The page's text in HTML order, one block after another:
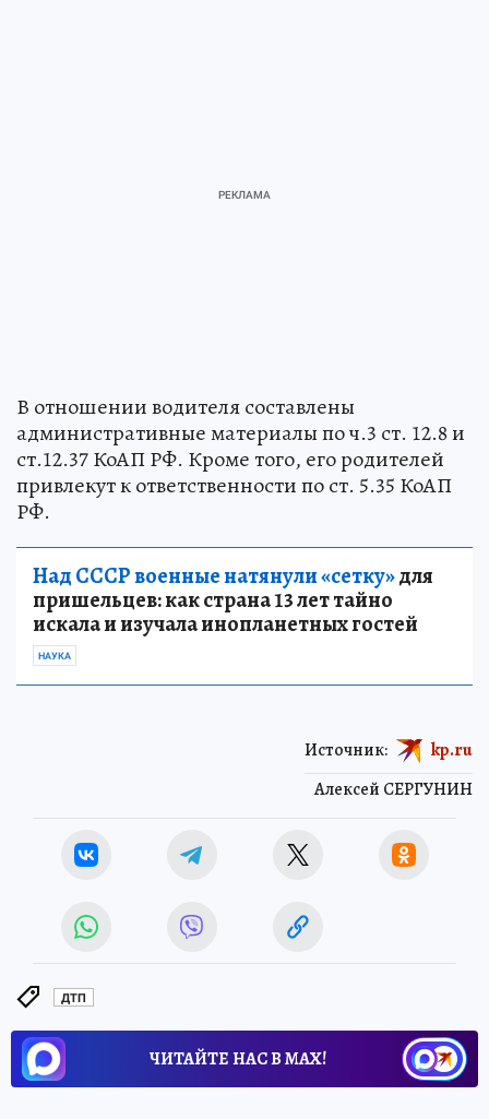
В отношении водителя составлены
административные материалы по ч.3 ст. 12.8 и
ст.12.37 КоАП РФ. Кроме того, его родителей
привлекут к ответственности по ст. 5.35 КоАП
РФ.
Над СССР военные натянули «сетку»для
пришельцев: как страна 13 лет тайно
искала и изучала инопланетных гостей
НАУКА
Алексей СЕРГУНИН
Источник: kp.ru
ДТП
ЧИТАЙТЕ НАС В МАХ!